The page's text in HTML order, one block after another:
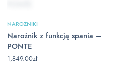
NAROŻNIKI
Narożnik z funkcją spania –
PONTE
1,849.00zł